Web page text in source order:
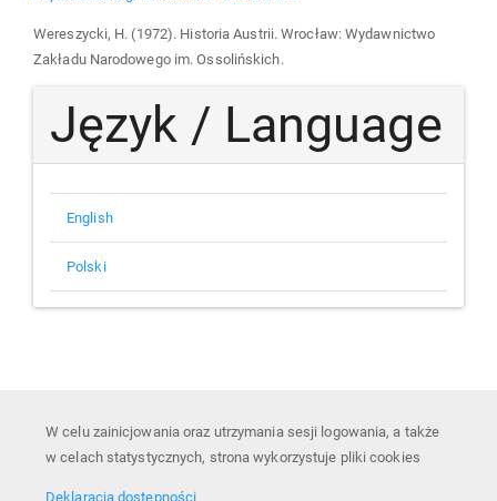
Wereszycki, H. (1972). Historia Austrii. Wrocław: Wydawnictwo
Zakładu Narodowego im. Ossolińskich.
Język / Language
English
Polski
W celu zainicjowania oraz utrzymania sesji logowania, a także
w celach statystycznych, strona wykorzystuje pliki cookies
Deklaracja dostępności